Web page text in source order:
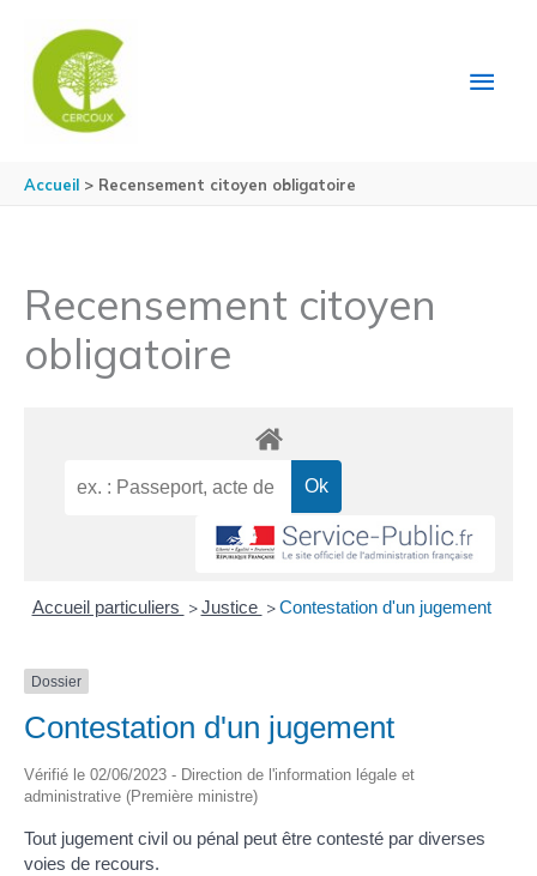
Accueil Recensement citoyen obligatoire
Recensement citoyen
obligatoire
Accueil particuliers > Justice > Contestation d'un jugement
Dossier
Contestation d'un jugement
Vérifié le 02/06/2023 - Direction de l'information légale et
administrative (Première ministre)
Tout jugement civil ou pénal peut être contesté par diverses
voies de recours.